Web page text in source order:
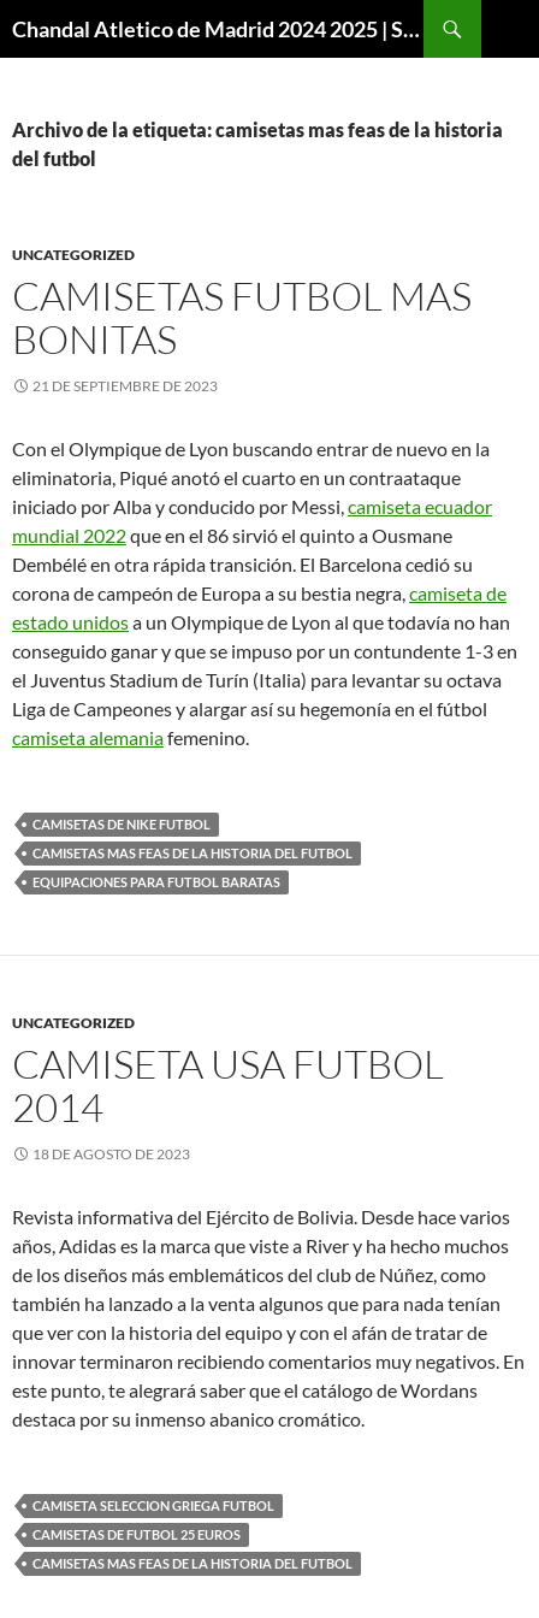
Chandal Atletico de Madrid 2024 2025 | SuperVigo
Archivo de la etiqueta: camisetas mas feas de la historia
del futbol
UNCATEGORIZED
CAMISETAS FUTBOL MAS
BONITAS
21 DE SEPTIEMBRE DE 2023
Con el Olympique de Lyon buscando entrar de nuevo en la
eliminatoria, Piqué anotó el cuarto en un contraataque
iniciado por Alba y conducido por Messi,camiseta ecuador
mundial 2022que en el 86 sirvió el quinto a Ousmane
Dembélé en otra rápida transición. El Barcelona cedió su
corona de campeón de Europa a su bestia negra,camiseta de
estado unidosa un Olympique de Lyon al que todavía no han
conseguido ganar y que se impuso por un contundente 1-3 en
el Juventus Stadium de Turín (Italia) para levantar su octava
Liga de Campeones y alargar así su hegemonía en el fútbol
camiseta alemaniafemenino.
CAMISETAS DE NIKE FUTBOL
CAMISETAS MAS FEAS DE LA HISTORIA DEL FUTBOL
EQUIPACIONES PARA FUTBOL BARATAS
UNCATEGORIZED
CAMISETA USA FUTBOL
2014
18 DE AGOSTO DE 2023
Revista informativa del Ejército de Bolivia. Desde hace varios
años, Adidas es la marca que viste a River y ha hecho muchos
de los diseños más emblemáticos del club de Núñez, como
también ha lanzado a la venta algunos que para nada tenían
que ver con la historia del equipo y con el afán de tratar de
innovar terminaron recibiendo comentarios muy negativos. En
este punto, te alegrará saber que el catálogo de Wordans
destaca por su inmenso abanico cromático.
CAMISETA SELECCION GRIEGA FUTBOL
CAMISETAS DE FUTBOL 25 EUROS
CAMISETAS MAS FEAS DE LA HISTORIA DEL FUTBOL